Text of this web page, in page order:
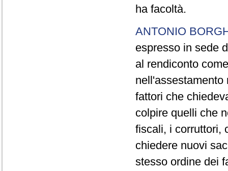
ha facoltà.
ANTONIO
espresso in sede
al rendiconto
nell'assestamento
fattori che
colpire quelli che
fiscali, i corruttori,
chiedere nuovi
stesso ordine dei